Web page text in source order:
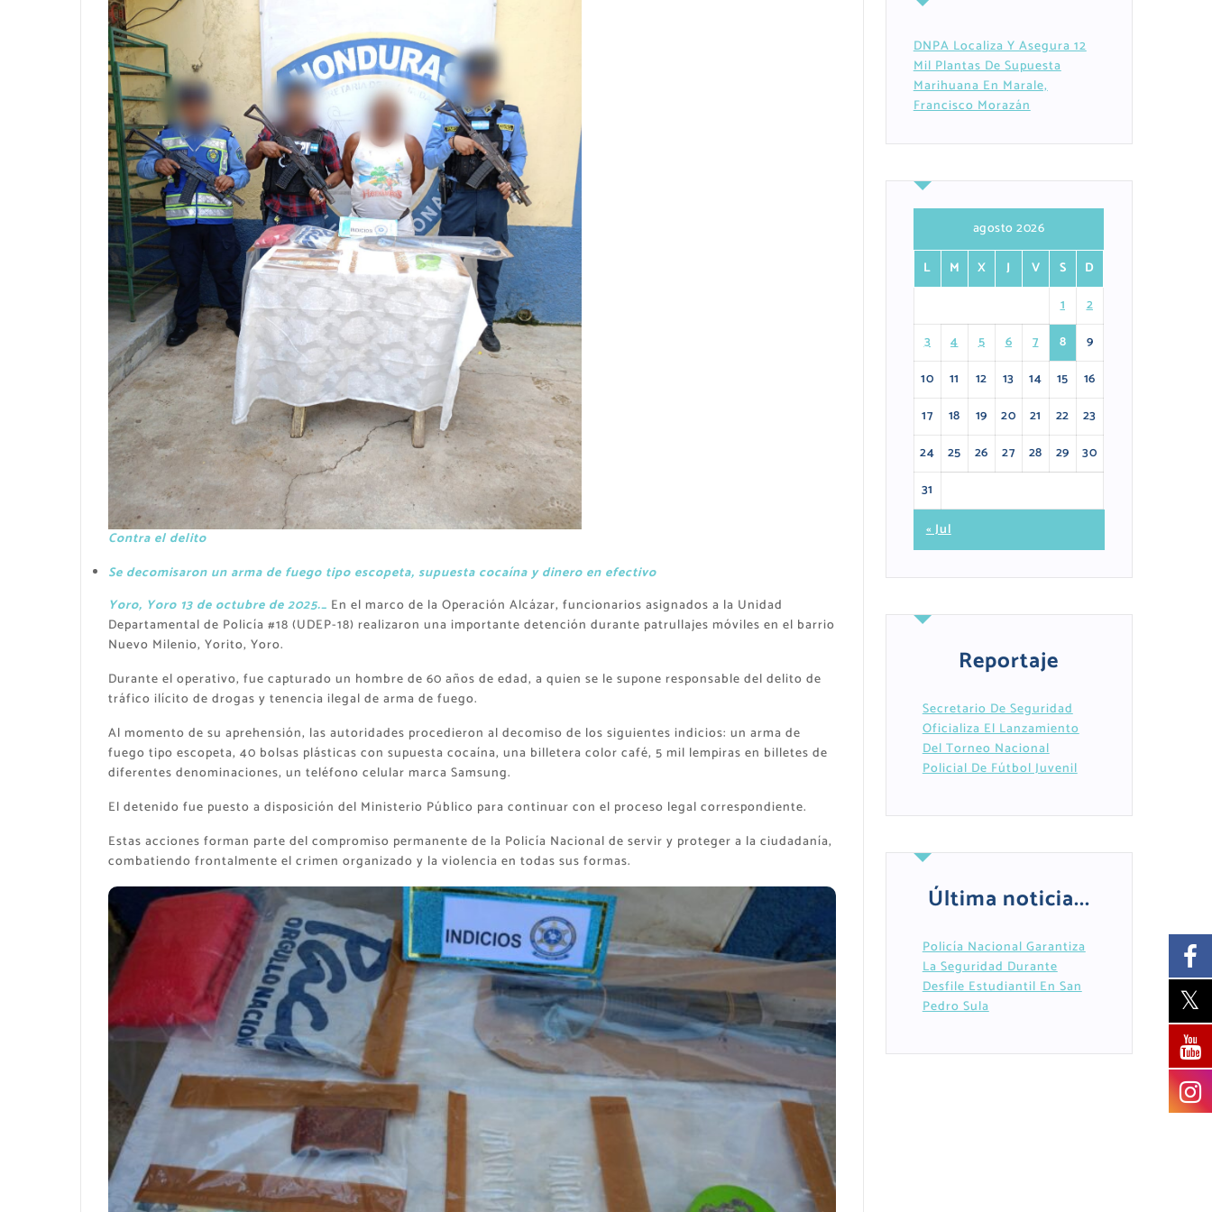
Contra el delito
Se decomisaron un arma de fuego tipo escopeta, supuesta cocaína y dinero en efectivo
Yoro, Yoro 13 de octubre de 2025._ En el marco de la Operación Alcázar, funcionarios asignados a la Unidad
Departamental de Policía #18 (UDEP-18) realizaron una importante detención durante patrullajes móviles en el barrio
Nuevo Milenio, Yorito, Yoro.
Durante el operativo, fue capturado un hombre de 60 años de edad, a quien se le supone responsable del delito de
tráfico ilícito de drogas y tenencia ilegal de arma de fuego.
Al momento de su aprehensión, las autoridades procedieron al decomiso de los siguientes indicios: un arma de
fuego tipo escopeta, 40 bolsas plásticas con supuesta cocaína, una billetera color café, 5 mil lempiras en billetes de
diferentes denominaciones, un teléfono celular marca Samsung.
El detenido fue puesto a disposición del Ministerio Público para continuar con el proceso legal correspondiente.
Estas acciones forman parte del compromiso permanente de la Policía Nacional de servir y proteger a la ciudadanía,
combatiendo frontalmente el crimen organizado y la violencia en todas sus formas.
DNPA Localiza Y Asegura 12
Mil Plantas De Supuesta
Marihuana En Marale,
Francisco Morazán
agosto 2026
L
M X J V S
D
1
2
3
4 5 6 7 8
9
10
11 12 13 14 15
16
17
18 19 20 21 22
23
24
25 26 27 28 29
30
31
« Jul
Reportaje
Secretario De Seguridad
Oficializa El Lanzamiento
Del Torneo Nacional
Policial De Fútbol Juvenil
Última noticia...
Policía Nacional Garantiza
La Seguridad Durante
Desfile Estudiantil En San
Pedro Sula